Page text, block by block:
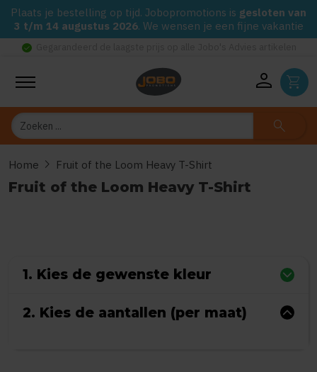
Plaats je bestelling op tijd. Jobopromotions is gesloten van
3 t/m 14 augustus 2026. We wensen je een fijne vakantie
check_circle
person shopping_cart
Zoeken search
Home chevron_right Fruit of the Loom Heavy T-Shirt
Fruit of the Loom Heavy T-Shirt
1. Kies de gewenste kleur
2. Kies de aantallen (per maat)